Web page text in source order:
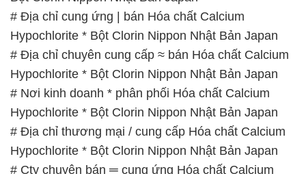
# Nơi kinh doanh * phân phối Hóa chất Calcium
Hypochlorite * Bột Clorin Nippon Nhật Bản Japan
# Địa chỉ thương mại / cung cấp Hóa chất Calcium
Hypochlorite * Bột Clorin Nippon Nhật Bản Japan
# Cty chuyên bán ═ cung ứng Hóa chất Calcium
Hypochlorite * Bột Clorin Nippon Nhật Bản Japan
# Nơi chuyên kinh doanh — cung cấp Hóa chất
Calcium Hypochlorite * Bột Clorin Nippon Nhật Bản
Japan